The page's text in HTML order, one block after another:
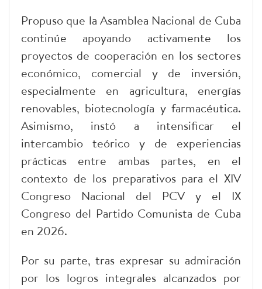
Propuso que la Asamblea Nacional de Cuba
continúe apoyando activamente los
proyectos de cooperación en los sectores
económico, comercial y de inversión,
especialmente en agricultura, energías
renovables, biotecnología y farmacéutica.
Asimismo, instó a intensificar el
intercambio teórico y de experiencias
prácticas entre ambas partes, en el
contexto de los preparativos para el XIV
Congreso Nacional del PCV y el IX
Congreso del Partido Comunista de Cuba
en 2026.
Por su parte, tras expresar su admiración
por los logros integrales alcanzados por